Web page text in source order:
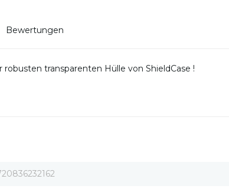
Bewertungen
transparenten Hülle von ShieldCase !